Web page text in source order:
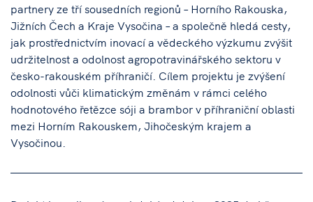
partnery ze tří sousedních regionů – Horního Rakouska,
Jižních Čech a Kraje Vysočina – a společně hledá cesty,
jak prostřednictvím inovací a vědeckého výzkumu zvýšit
udržitelnost a odolnost agropotravinářského sektoru v
česko-rakouském příhraničí. Cílem projektu je zvýšení
odolnosti vůči klimatickým změnám v rámci celého
hodnotového řetězce sóji a brambor v příhraniční oblasti
mezi Horním Rakouskem, Jihočeským krajem a
Vysočinou.